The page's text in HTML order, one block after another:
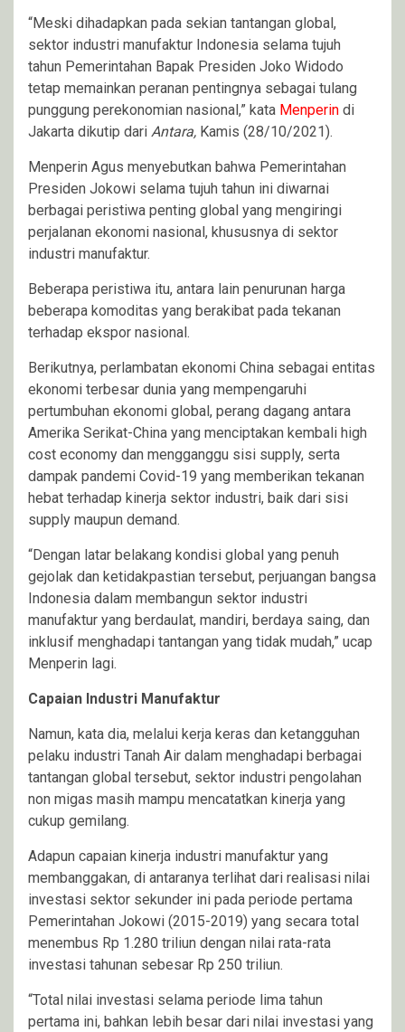
“Meski dihadapkan pada sekian tantangan global,
sektor industri manufaktur Indonesia selama tujuh
tahun Pemerintahan Bapak Presiden Joko Widodo
tetap memainkan peranan pentingnya sebagai tulang
punggung perekonomian nasional,” kata Menperin di
Jakarta dikutip dari Antara, Kamis (28/10/2021).
Menperin Agus menyebutkan bahwa Pemerintahan
Presiden Jokowi selama tujuh tahun ini diwarnai
berbagai peristiwa penting global yang mengiringi
perjalanan ekonomi nasional, khususnya di sektor
industri manufaktur.
Beberapa peristiwa itu, antara lain penurunan harga
beberapa komoditas yang berakibat pada tekanan
terhadap ekspor nasional.
Berikutnya, perlambatan ekonomi China sebagai entitas
ekonomi terbesar dunia yang mempengaruhi
pertumbuhan ekonomi global, perang dagang antara
Amerika Serikat-China yang menciptakan kembali high
cost economy dan mengganggu sisi supply, serta
dampak pandemi Covid-19 yang memberikan tekanan
hebat terhadap kinerja sektor industri, baik dari sisi
supply maupun demand.
“Dengan latar belakang kondisi global yang penuh
gejolak dan ketidakpastian tersebut, perjuangan bangsa
Indonesia dalam membangun sektor industri
manufaktur yang berdaulat, mandiri, berdaya saing, dan
inklusif menghadapi tantangan yang tidak mudah,” ucap
Menperin lagi.
Capaian Industri Manufaktur
Namun, kata dia, melalui kerja keras dan ketangguhan
pelaku industri Tanah Air dalam menghadapi berbagai
tantangan global tersebut, sektor industri pengolahan
non migas masih mampu mencatatkan kinerja yang
cukup gemilang.
Adapun capaian kinerja industri manufaktur yang
membanggakan, di antaranya terlihat dari realisasi nilai
investasi sektor sekunder ini pada periode pertama
Pemerintahan Jokowi (2015-2019) yang secara total
menembus Rp 1.280 triliun dengan nilai rata-rata
investasi tahunan sebesar Rp 250 triliun.
“Total nilai investasi selama periode lima tahun
pertama ini, bahkan lebih besar dari nilai investasi yang